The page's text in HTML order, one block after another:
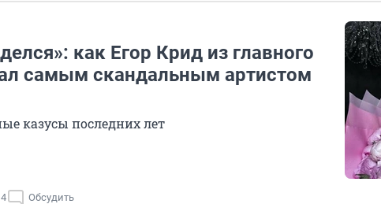
как Егор Крид из главного
самым скандальным артистом
казусы последних лет
Обсудить